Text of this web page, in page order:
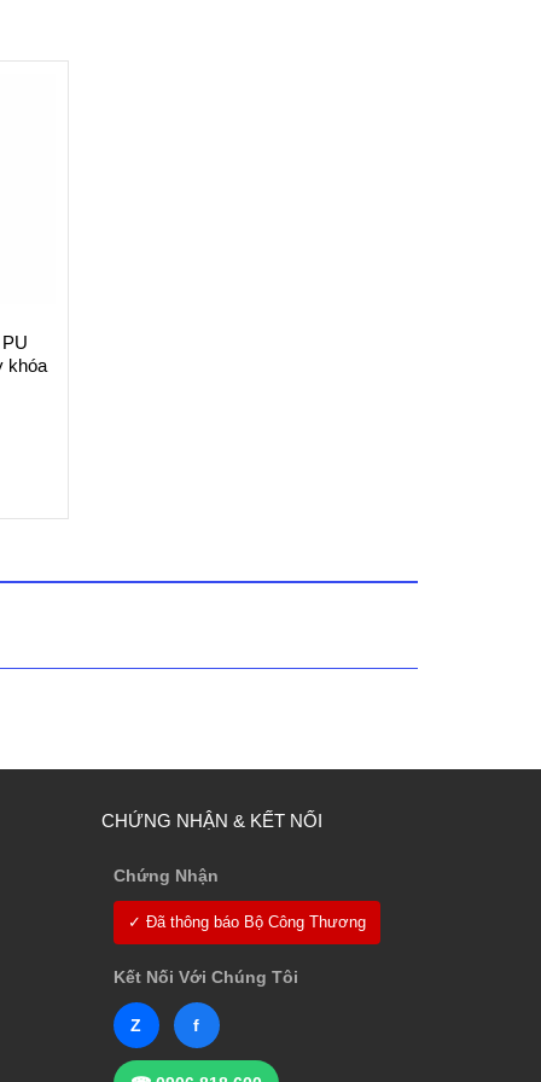
khóa
CHỨNG NHẬN & KẾT NỐI
Chứng Nhận
✓ Đã thông báo Bộ Công Thương
Kết Nối Với Chúng Tôi
Z f